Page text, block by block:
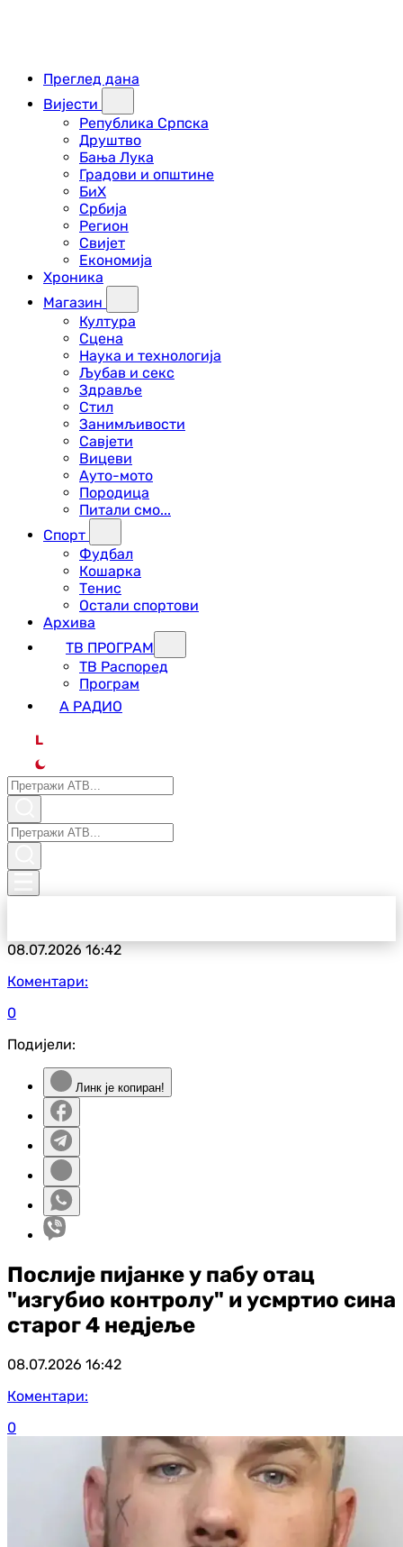
Преглед дана
Вијести
Република Српска
Друштво
Бања Лука
Градови и општине
БиХ
Србија
Регион
Свијет
Економија
Хроника
Магазин
Култура
Сцена
Наука и технологија
Љубав и секс
Здравље
Стил
Занимљивости
Савјети
Вицеви
Ауто-мото
Породица
Питали смо...
Спорт
Фудбал
Кошарка
Тенис
Остали спортови
Архива
ТВ ПРОГРАМ
ТВ Распоред
Програм
А РАДИО
L
08.07.202616:42
Коментари:
0
Подијели:
Линк је копиран!
Послије пијанке у пабу отац
"изгубио контролу" и усмртио сина
старог 4 недјеље
08.07.2026 16:42
Коментари:
0